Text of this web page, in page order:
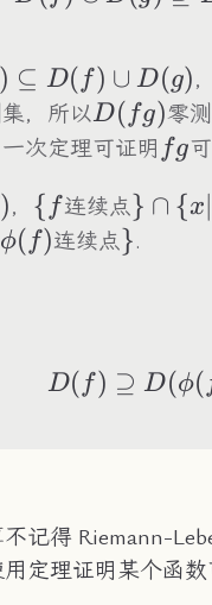
D(g)
) ⊆ D( f) ∪ D(g)
，所以D(fg)
D( fg)零
次定理可证明 fg
fg
)， \
{f
{ f连续点
{x|f(x)
} ∩ {x
ϕ( f)连续点\}
}.
D( f) ⊇ D(ϕ(
记得 Riemann-
定理证明某个函数